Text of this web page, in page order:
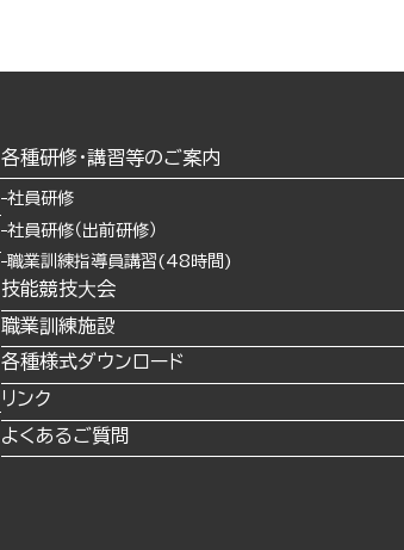
各種研修・講習等のご案内
社員研修
社員研修（出前研修）
職業訓練指導員講習(48時間)
技能競技⼤会
職業訓練施設
各種様式ダウンロード
リンク
よくあるご質問